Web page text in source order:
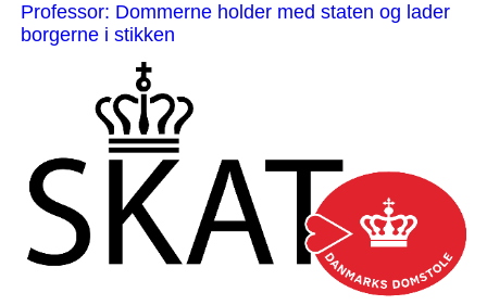
Professor: Dommerne holder med staten og lader
borgerne i stikken